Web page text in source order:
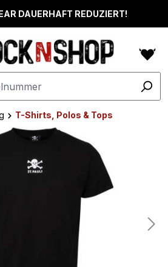
DAUERHAFT REDUZIERT!
T-Shirts, Polos & Tops